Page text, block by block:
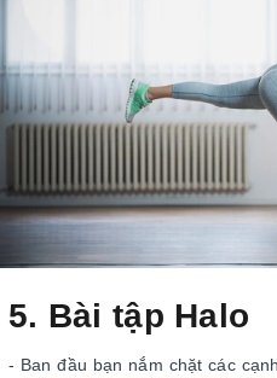
5. Bài tập Halo
- Ban đầu bạn nắm chặt các